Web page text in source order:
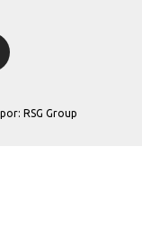
RSG Group